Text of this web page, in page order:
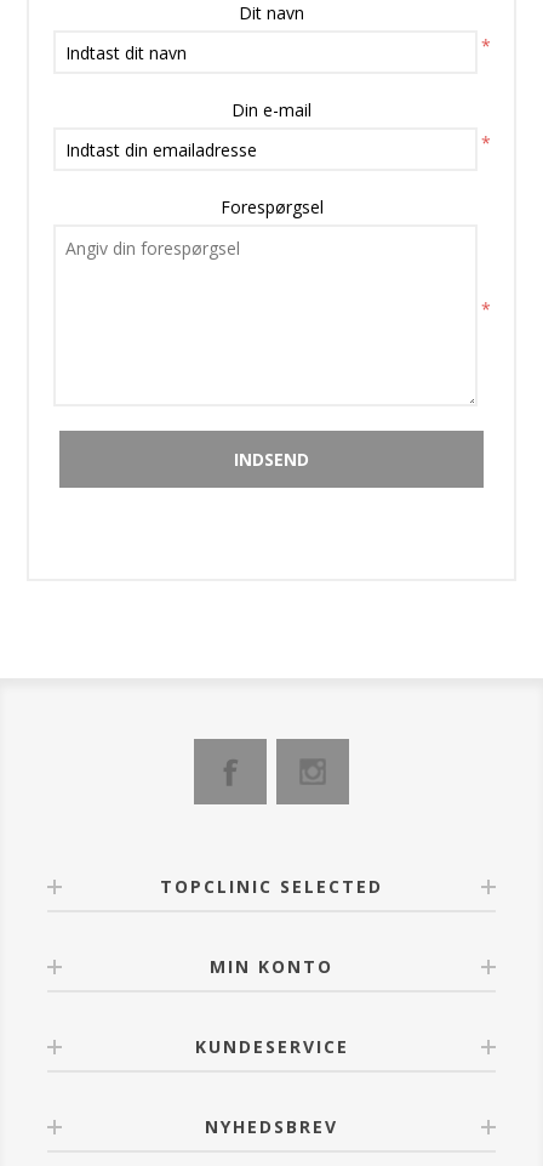
Dit navn
*
Din e-mail
*
Forespørgsel
*
TOPCLINIC SELECTED
MIN KONTO
KUNDESERVICE
NYHEDSBREV